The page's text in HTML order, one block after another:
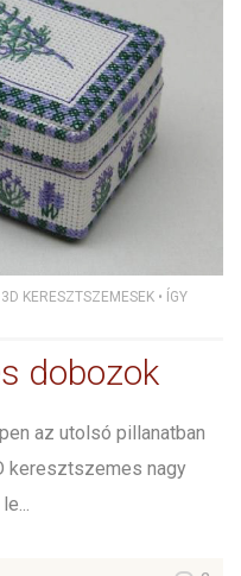
3D KERESZTSZEMESEK • ÍGY
dobozok
az utolsó pillanatban
keresztszemes nagy